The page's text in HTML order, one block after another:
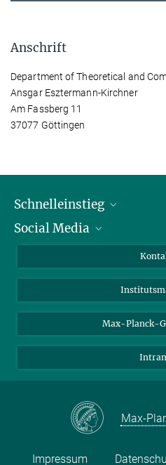
Anschrift
Department of Theoretical and
Ansgar Esztermann-Kirchner
Am Fassberg 11
37077 Göttingen
Schnelleinstieg
Alumni
Schulen
Studierende
Social Media
Facebook
YouTube
Max-Planck-
Max-
Impressum